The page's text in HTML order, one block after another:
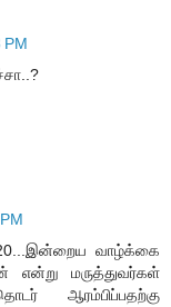
PM
வாழ்க்கை
என்று மருத்துவர்கள்
ஆரம்பிப்பதற்கு